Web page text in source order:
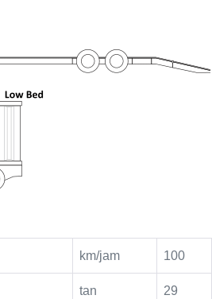
km/jam 100
tan 29